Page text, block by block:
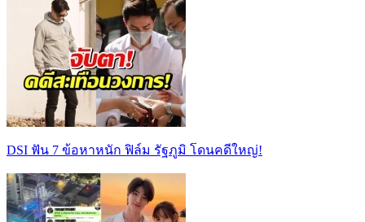
DSI ฟัน 7 ข้อหาหนัก ฟิล์ม รัฐภูมิ โดนคดีใหญ่!